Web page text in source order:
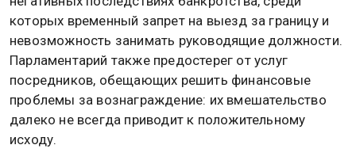
которых временный запрет на выезд за границу и
невозможность занимать руководящие должности.
Парламентарий также предостерег от услуг
посредников, обещающих решить финансовые
проблемы за вознаграждение: их вмешательство
далеко не всегда приводит к положительному
исходу.